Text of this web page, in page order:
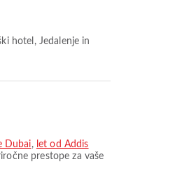
hotel, Jedalenje in
Dubai, let od Addis
prestope za vaše